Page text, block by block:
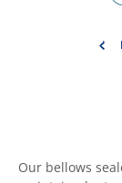
Our bellows